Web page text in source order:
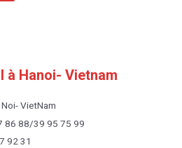
à Hanoi- Vietnam
VietNam
86 88/39 95 75 99
92 31